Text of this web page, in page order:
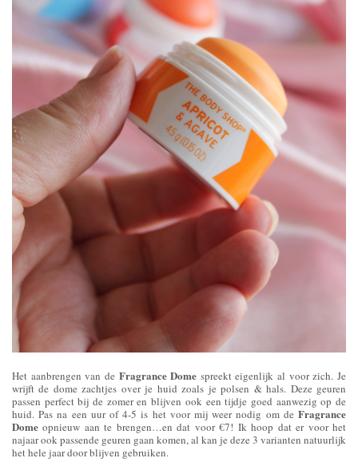
Het aanbrengen van de Fragrance Dome spreekt eigenlijk al voor zich. Je
wrijft de dome zachtjes over je huid zoals je polsen & hals. Deze geuren
passen perfect bij de zomer en blijven ook een tijdje goed aanwezig op de
huid. Pas na een uur of 4-5 is het voor mij weer nodig om de Fragrance
Dome opnieuw aan te brengen…en dat voor €7! Ik hoop dat er voor het
najaar ook passende geuren gaan komen, al kan je deze 3 varianten natuurlijk
het hele jaar door blijven gebruiken.